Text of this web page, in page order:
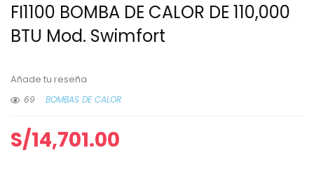
FI1100 BOMBA DE CALOR DE 110,000
BTU Mod. Swimfort
Añade tu reseña
69
BOMBAS DE CALOR
S/14,701.00